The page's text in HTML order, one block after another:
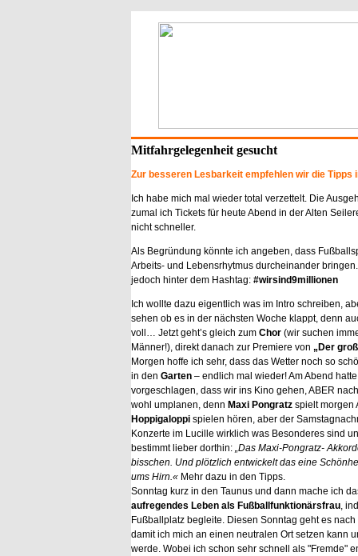
Mitfahrgelegenheit gesucht
Zur besseren Lesbarkeit empfehlen wir die Tipps
Ich habe mich mal wieder total verzettelt. Die
zumal ich Tickets für heute Abend in der Alten
nicht schneller.
Als Begründung könnte ich angeben, dass
Arbeits- und Lebensrhytmus durcheinander
jedoch hinter dem Hashtag: #wirsind9millionen
Ich wollte dazu eigentlich was im Intro schreiben,
sehen ob es in der nächsten Woche klappt, denn
voll… Jetzt geht’s gleich zum Chor (wir suchen
Männer!), direkt danach zur Premiere von „Der
Morgen hoffe ich sehr, dass das Wetter noch so
in den Garten – endlich mal wieder! Am Abend
vorgeschlagen, dass wir ins Kino gehen, ABER
wohl umplanen, denn Maxi Pongratz spielt morgen
Hoppigaloppi spielen hören, aber der
Konzerte im Lucille wirklich was Besonderes sind
bestimmt lieber dorthin: „Das Maxi-Pongratz-
bisschen. Und plötzlich entwickelt das eine
ums Hirn.« Mehr dazu in den Tipps.
Sonntag kurz in den Taunus und dann mache ich
aufregendes Leben als Fußballfunktionärsfrau,
Fußballplatz begleite. Diesen Sonntag geht es
damit ich mich an einen neutralen Ort setzen kann
werde. Wobei ich schon sehr schnell als "Fremde"